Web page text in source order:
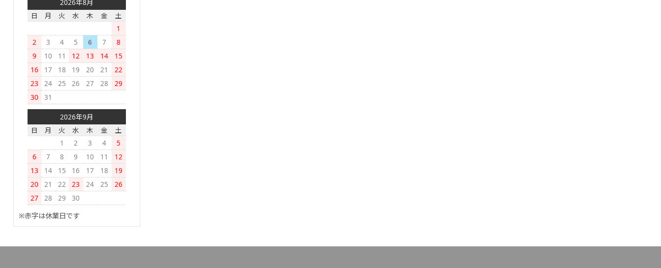
2026年8月
日
月 火 水 木 金
土
1
2
3 4 5 6 7
8
9
10 11 12 13 14
15
16
17 18 19 20 21
22
23
24 25 26 27 28
29
30
31
2026年9月
日
月 火 水 木 金
土
1
2 3 4
5
6
7 8 9 10 11
12
13
14 15 16 17 18
19
20
21 22 23 24 25
26
27
28 29
30
※赤字は休業日です